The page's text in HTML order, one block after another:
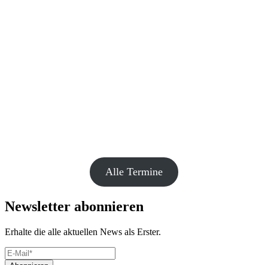
Alle Termine
Newsletter abonnieren
Erhalte die alle aktuellen News als Erster.